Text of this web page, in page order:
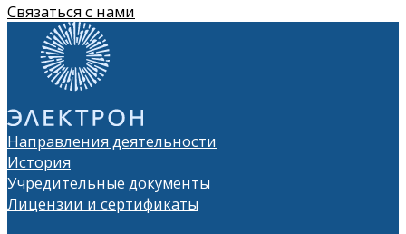
Связаться с нами
Направления деятельности
История
Учредительные документы
Лицензии и сертификаты